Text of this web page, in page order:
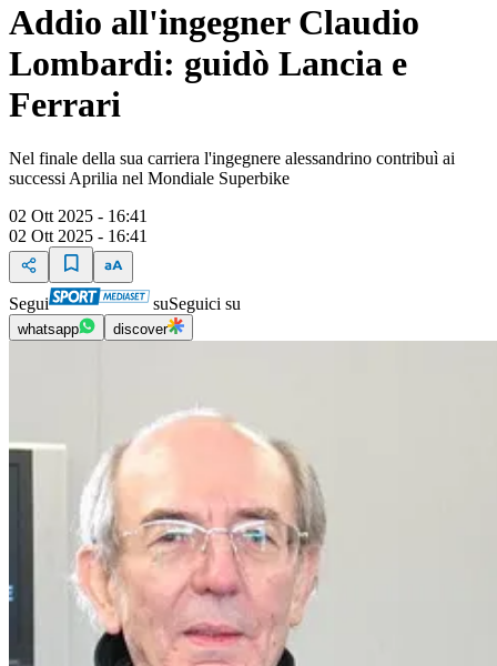
Addio all'ingegner Claudio
Lombardi: guidò Lancia e
Ferrari
Nel finale della sua carriera l'ingegnere alessandrino contribuì ai
successi Aprilia nel Mondiale Superbike
02 Ott 2025 - 16:41
02 Ott 2025 - 16:41
Segui suSeguici su
whatsapp discover